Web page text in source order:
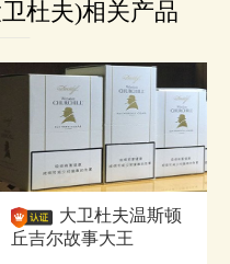
杜夫)相关产品
大卫杜夫温斯顿
丘吉尔故事大王